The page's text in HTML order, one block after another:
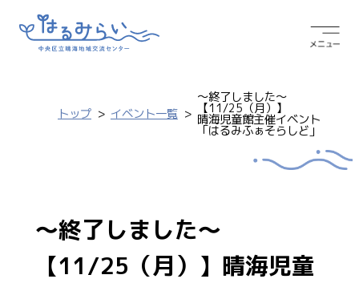
トップ イベント一覧
～終了しました～
【11/25（月）】
晴海児童館主催イベント
「はるみふぁそらしど」
～終了しました～
【11/25（月）】晴海児童